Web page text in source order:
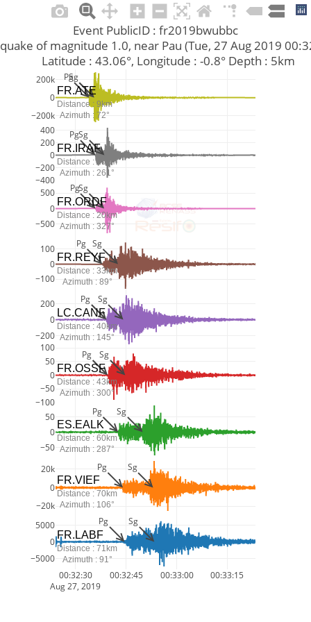
00:32:30
Aug 27, 2019
00:32:45 00:33:00 00:33:15
−5000
0
5000
−20k
0
20k
−50
0
50
−100
−50
0
50
100
−200
0
200
−100
0
100
−500
0
500
−400
−200
0
200
400
−200k
0
200k
Event PublicID : fr2019bwubbc
of magnitude 1.0, near Pau (Tue, 27 Aug 2019
         Latitude : 43.06°, Longitude : -0.8° Depth : 5km
Pg Sg
Pg Sg
Pg Sg
Pg Sg
Pg Sg
Pg Sg
PgSg
PgSg
PgSg
FR.LABF
Distance : 71km
Azimuth : 91°
FR.VIEF
Distance : 70km
Azimuth : 106°
ES.EALK
Distance : 60km
Azimuth : 287°
FR.OSSF
Distance : 43km
Azimuth : 300°
LC.CANF
Distance : 40km
Azimuth : 145°
FR.REYF
Distance : 33km
Azimuth : 89°
FR.ORDF
Distance : 20km
Azimuth : 327°
FR.IRAF
Distance : 19km
Azimuth : 261°
FR.ATE
Distance : 9km
Azimuth : 72°